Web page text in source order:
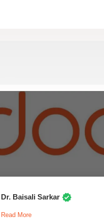
Dr. Baisali Sarkar
Read More